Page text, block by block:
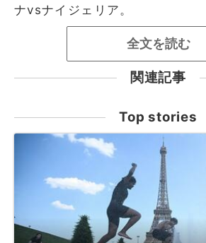
ナvsナイジェリア。
全文を読む
関連記事
Top stories